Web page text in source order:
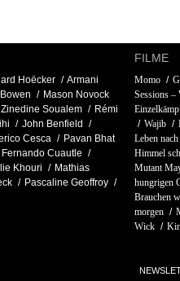
Hoëcker
Armani
Mason Novock
Zinedine Soualem
Rémi
John Benfield
Cesca
Pavan Bhat
Fernando Cuautle
Khouri
Mathias
Pascaline Geoffroy
FILME
Momo
Sessions –
Wajib
Leben nach
Himmel
Mutant
hungrigen
Brauchen
morgen
Wick